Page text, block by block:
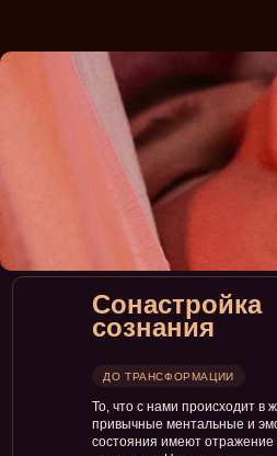
Сонастройка
сознания
То, что с нами происходит в
привычные ментальные и
состояния имеют отражение
ДО ТРАНСФОРМАЦИИ